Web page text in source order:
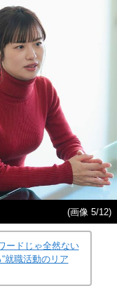
(画像 5/12)
ードじゃ全然ない
就職活動のリア